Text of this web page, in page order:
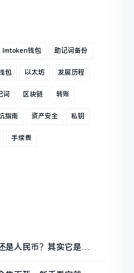
Imtoken钱包 助记词备份
包 以太坊 发展历程
词 区块链 转账
指南 资产安全 私钥
手续费
是人民币？其实它是个